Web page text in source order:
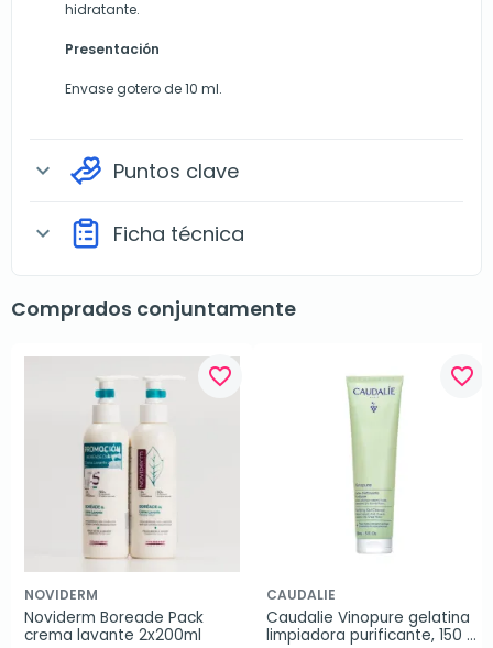
hidratante.
Presentación
Envase gotero de 10 ml.
expand_more Puntos clave
expand_more Ficha técnica
Comprados conjuntamente
favorite_border
NOVIDERM
Noviderm Boreade Pack
crema lavante 2x200ml
favorite_border
CAUDALIE
Caudalie Vinopure gelatina
limpiadora purificante, 150